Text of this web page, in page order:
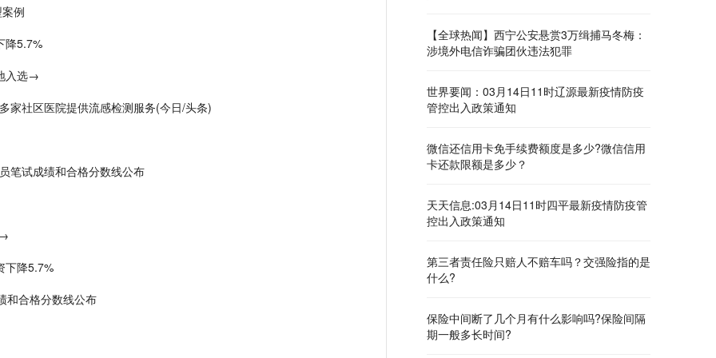
例
降5.7%
入选→
家社区医院提供流感检测服务(今日/头条)
笔试成绩和合格分数线公布
下降5.7%
和合格分数线公布
【全球热闻】西宁公安悬赏3万缉捕马冬梅：
涉境外电信诈骗团伙违法犯罪
世界要闻：03月14日11时辽源最新疫情防疫
管控出入政策通知
微信还信用卡免手续费额度是多少?微信信用
卡还款限额是多少？
天天信息:03月14日11时四平最新疫情防疫管
控出入政策通知
第三者责任险只赔人不赔车吗？交强险指的是
什么?
保险中间断了几个月有什么影响吗?保险间隔
期一般多长时间?